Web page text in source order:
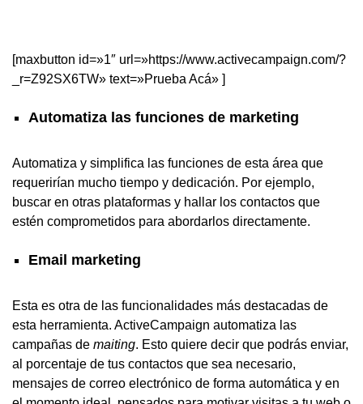
[maxbutton id=»1″ url=»https://www.activecampaign.com/?
_r=Z92SX6TW» text=»Prueba Acá» ]
Automatiza las funciones de marketing
Automatiza y simplifica las funciones de esta área que
requerirían mucho tiempo y dedicación. Por ejemplo,
buscar en otras plataformas y hallar los contactos que
estén comprometidos para abordarlos directamente.
Email marketing
Esta es otra de las funcionalidades más destacadas de
esta herramienta. ActiveCampaign automatiza las
campañas de maiting. Esto quiere decir que podrás enviar,
al porcentaje de tus contactos que sea necesario,
mensajes de correo electrónico de forma automática y en